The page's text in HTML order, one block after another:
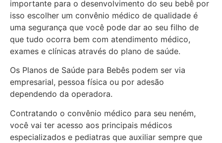
importante para o desenvolvimento do seu bebê por
isso escolher um convênio médico de qualidade é
uma segurança que você pode dar ao seu filho de
que tudo ocorra bem com atendimento médico,
exames e clínicas através do plano de saúde.
Os Planos de Saúde para Bebês podem ser via
empresarial, pessoa física ou por adesão
dependendo da operadora.
Contratando o convênio médico para seu neném,
você vai ter acesso aos principais médicos
especializados e pediatras que auxiliar sempre que